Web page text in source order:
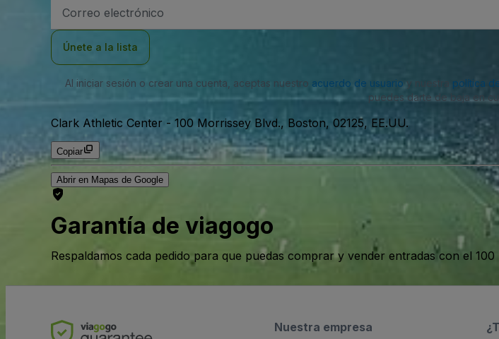
de
Únete a la lista
Al iniciar sesión o crear una cuenta, aceptas nuestro acuerdo de usuario y nuestra política
puedes darte de baja en
Clark Athletic Center - 100 Morrissey Blvd., Boston, 02125, EE.UU.
Copiar
Abrir en Mapas de Google
Garantía de viagogo
Respaldamos cada pedido para que puedas comprar y vender entradas con el 100
Nuestra empresa